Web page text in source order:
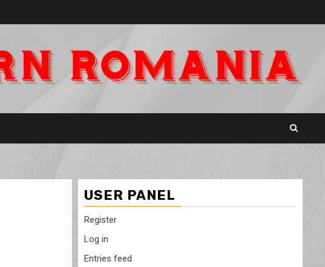
USER PANEL
Register
Log in
Entries feed